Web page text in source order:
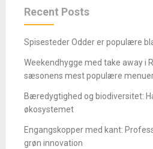
Recent Posts
Spisesteder Odder er populære
Weekendhygge med take away i
sæsonens mest populære
Bæredygtighed og biodiversitet:
økosystemet
Engangskopper med kant:
grøn innovation